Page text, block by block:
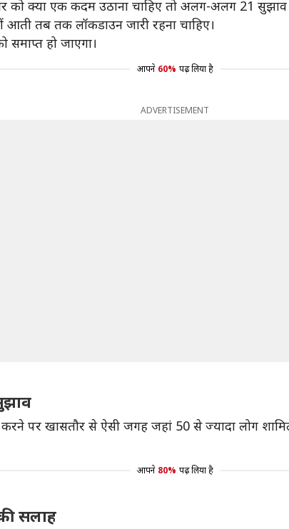
को क्या एक कदम उठाना चाहिए तो अलग-अलग 21 सुझाव
तब तक लॉकडाउन जारी रहना चाहिए।
समाप्त हो जाएगा।
आपने 60% पढ़ लिया है
ADVERTISEMENT
पर खासतौर से ऐसी जगह जहां 50 से ज्यादा लोग
आपने 80% पढ़ लिया है
सलाह